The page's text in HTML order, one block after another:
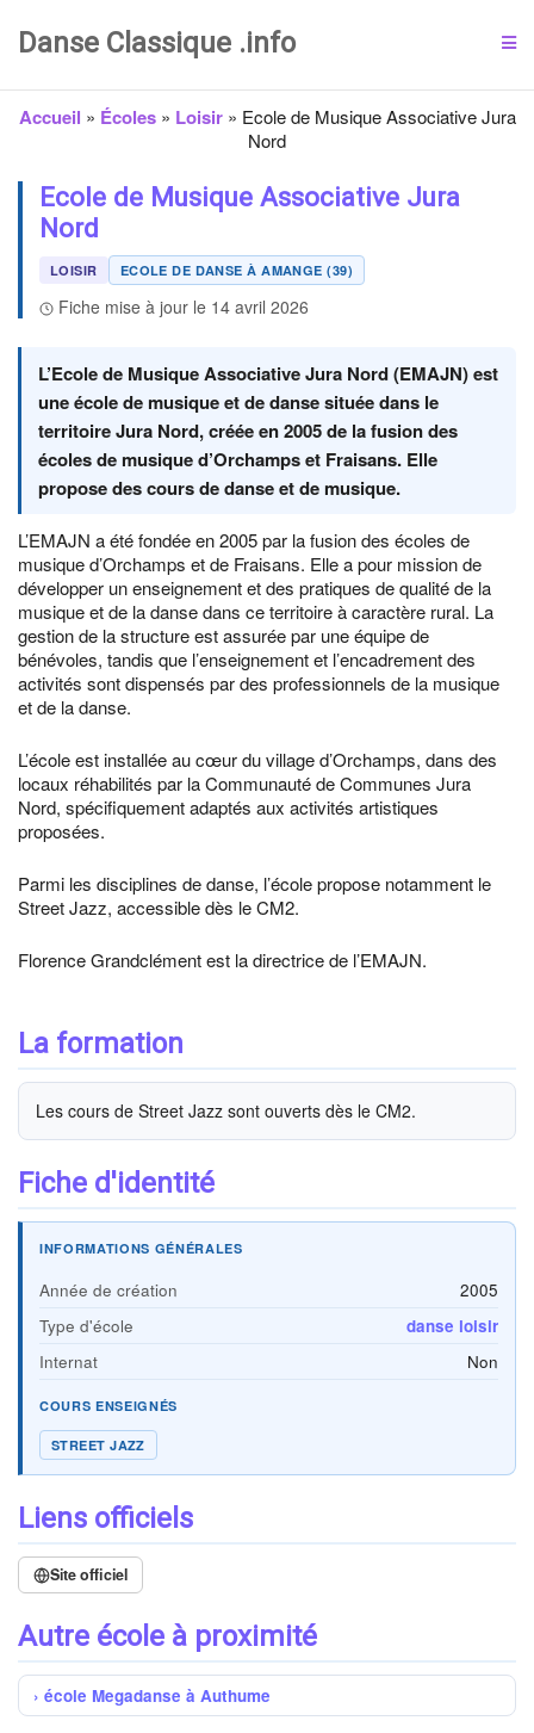
Danse Classique .info
Accueil » Écoles» Loisir» Ecole de Musique Associative Jura
Nord
Ecole de Musique Associative Jura
Nord
LOISIR ECOLE DE DANSE À AMANGE (39)
Fiche mise à jour le 14 avril 2026
L’Ecole de Musique Associative Jura Nord (EMAJN) est
une école de musique et de danse située dans le
territoire Jura Nord, créée en 2005 de la fusion des
écoles de musique d’Orchamps et Fraisans. Elle
propose des cours de danse et de musique.
L’EMAJN a été fondée en 2005 par la fusion des écoles de
musique d’Orchamps et de Fraisans. Elle a pour mission de
développer un enseignement et des pratiques de qualité de la
musique et de la danse dans ce territoire à caractère rural. La
gestion de la structure est assurée par une équipe de
bénévoles, tandis que l’enseignement et l’encadrement des
activités sont dispensés par des professionnels de la musique
et de la danse.
L’école est installée au cœur du village d’Orchamps, dans des
locaux réhabilités par la Communauté de Communes Jura
Nord, spécifiquement adaptés aux activités artistiques
proposées.
Parmi les disciplines de danse, l’école propose notamment le
Street Jazz, accessible dès le CM2.
Florence Grandclément est la directrice de l’EMAJN.
La formation
Les cours de Street Jazz sont ouverts dès le CM2.
Fiche d'identité
INFORMATIONS GÉNÉRALES
Année de création
2005
Type d'école
danse loisir
Internat
Non
COURS ENSEIGNÉS
STREET JAZZ
Liens officiels
Site officiel
Autre école à proximité
école Megadanse à Authume